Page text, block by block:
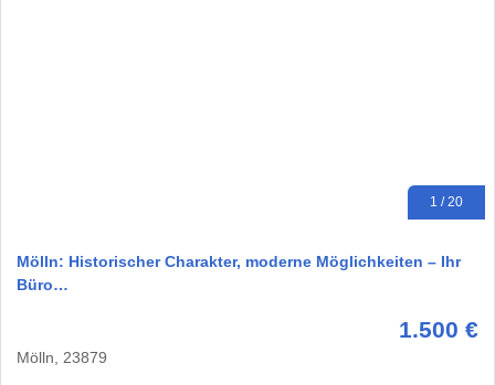
1 / 20
Mölln: Historischer Charakter, moderne Möglichkeiten – Ihr
Büro…
1.500 €
Mölln, 23879